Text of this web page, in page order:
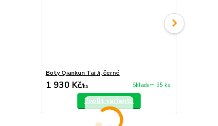
Boty Qiankun Tai Ji, černé
1 930 Kč/ks Skladem 35 ks
Zvolit variantu